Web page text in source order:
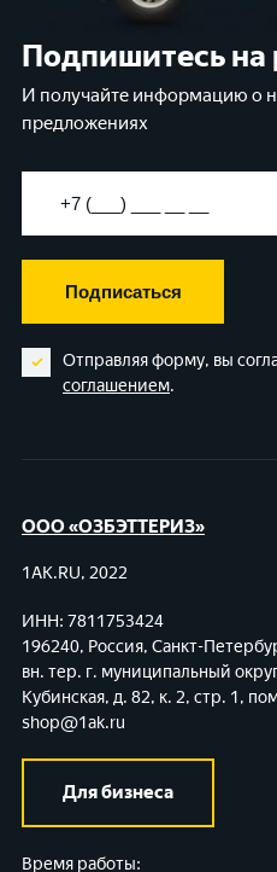
Подпишитесь на
И получайте информацию о
предложениях
Подписаться
Отправляя форму, вы
соглашением.
ООО «ОЗБЭТТЕРИЗ»
1AK.RU, 2022
ИНН: 7811753424
196240, Россия, Санкт-
вн. тер. г. муниципальный
Кубинская, д. 82, к. 2, стр. 1,
shop@1ak.ru
Для бизнеса
Время работы: